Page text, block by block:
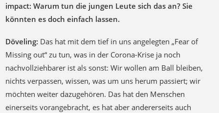
impact: Warum tun die jungen Leute sich das an? Sie
könnten es doch einfach lassen.
Döveling: Das hat mit dem tief in uns angelegten „Fear of
Missing out“ zu tun, was in der Corona-Krise ja noch
nachvollziehbarer ist als sonst: Wir wollen am Ball bleiben,
nichts verpassen, wissen, was um uns herum passiert; wir
möchten weiter dazugehören. Das hat den Menschen
einerseits vorangebracht, es hat aber andererseits auch